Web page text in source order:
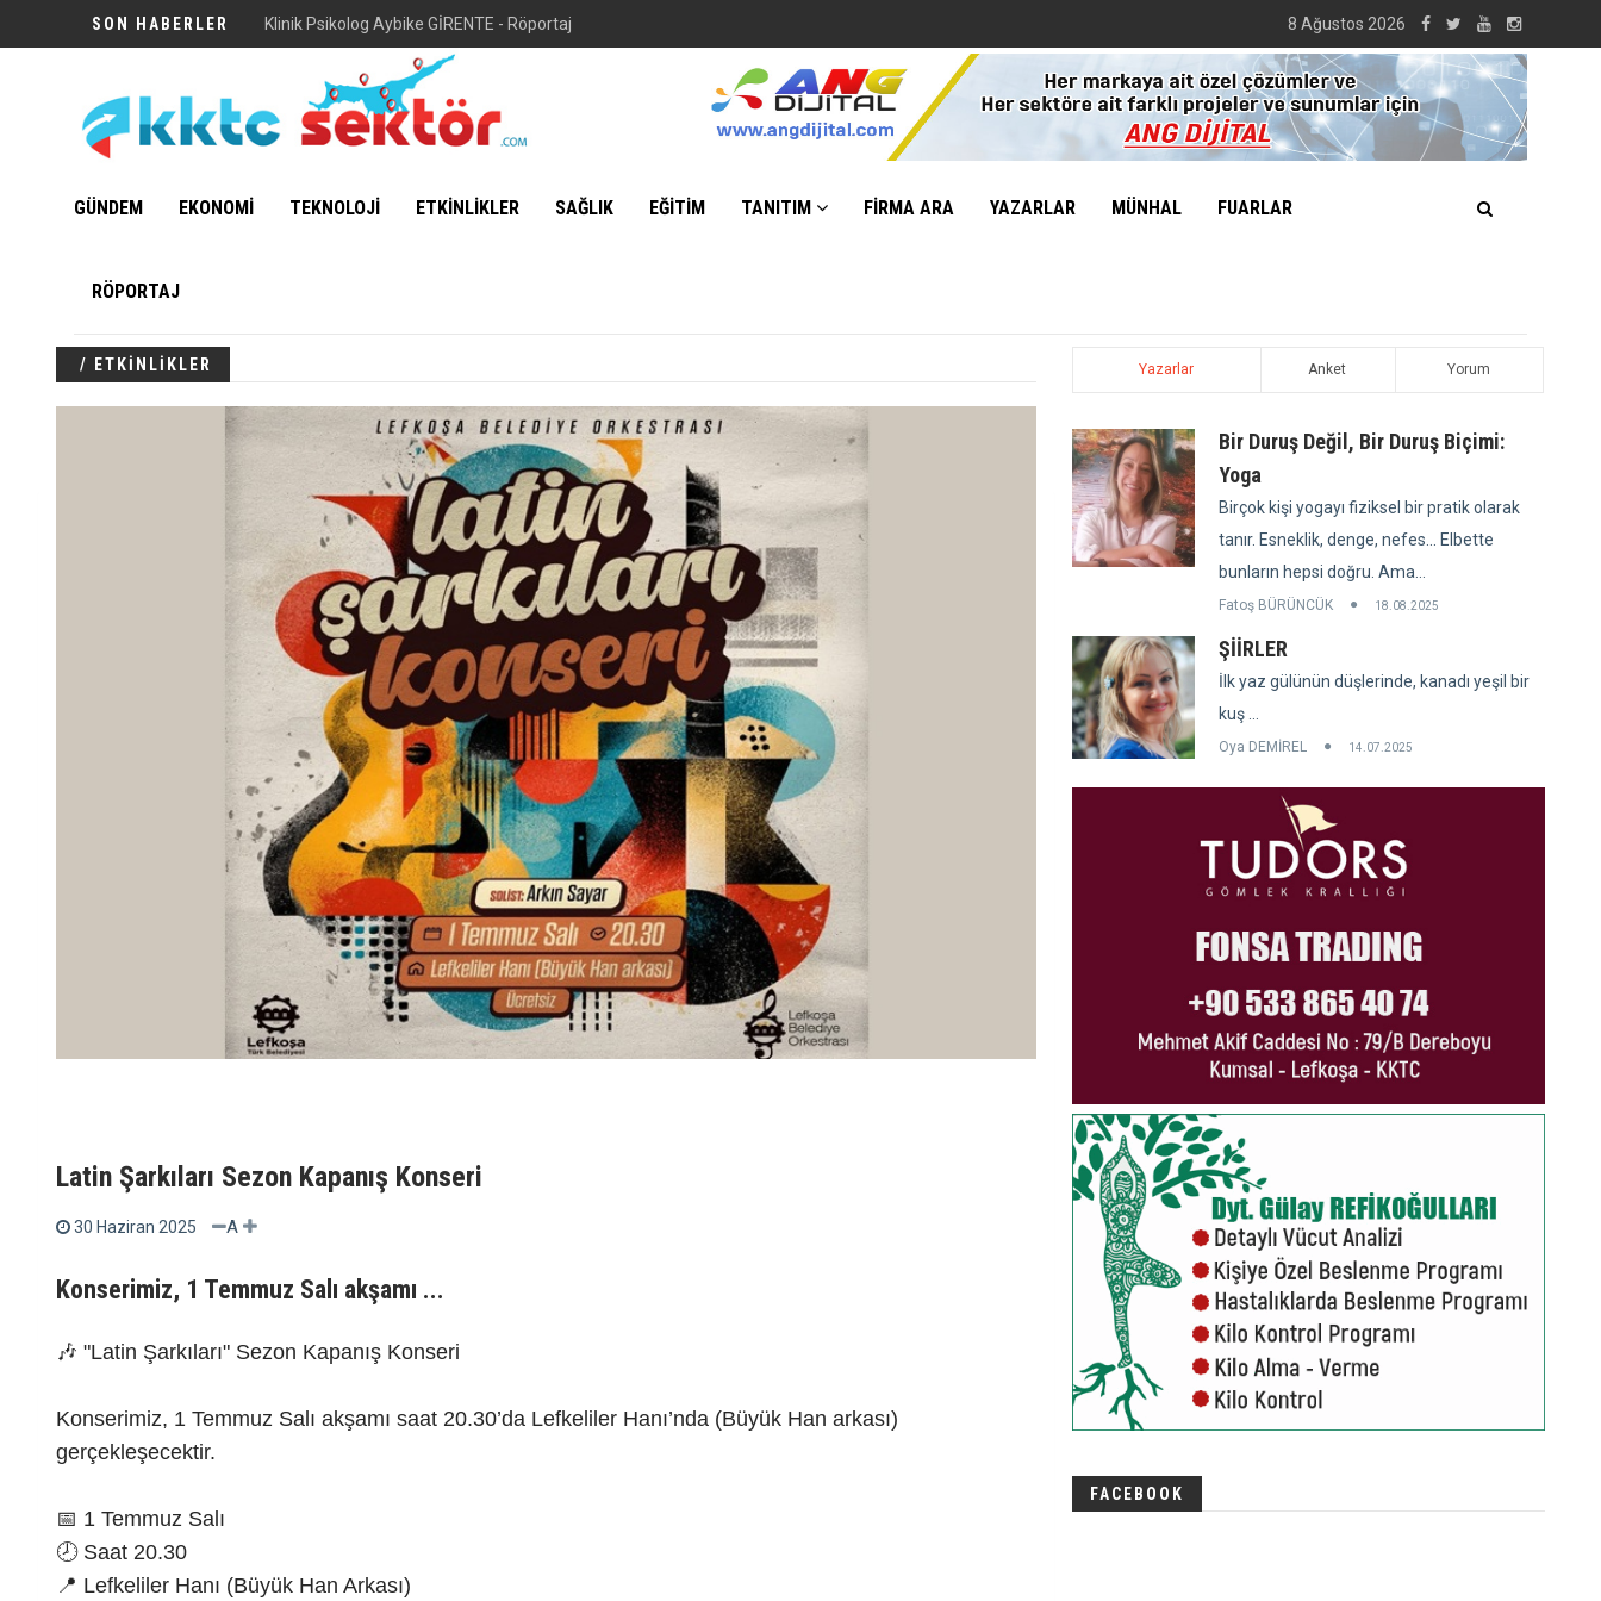
SON HABERLER Klinik Psikolog Aybike GİRENTE - Röportaj 8 Ağustos 2026
GÜNDEM EKONOMİ TEKNOLOJİ ETKİNLİKLER SAĞLIK EĞİTİM TANITIM FİRMA ARA YAZARLAR MÜNHAL FUARLAR
RÖPORTAJ
/ ETKİNLİKLER
Latin Şarkıları Sezon Kapanış Konseri
30 Haziran 2025 A
Konserimiz, 1 Temmuz Salı akşamı ...
🎶 "Latin Şarkıları" Sezon Kapanış Konseri
Konserimiz, 1 Temmuz Salı akşamı saat 20.30’da Lefkeliler Hanı’nda (Büyük Han arkası)
gerçekleşecektir.
📅 1 Temmuz Salı
🕗 Saat 20.30
📍 Lefkeliler Hanı (Büyük Han Arkası)
Yazarlar Anket Yorum
Bir Duruş Değil, Bir Duruş Biçimi:
Yoga
Birçok kişi yogayı fiziksel bir pratik olarak
tanır. Esneklik, denge, nefes... Elbette
bunların hepsi doğru. Ama...
Fatoş BÜRÜNCÜK 18.08.2025
ŞİİRLER
İlk yaz gülünün düşlerinde, kanadı yeşil bir
kuş ...
Oya DEMİREL 14.07.2025
FACEBOOK